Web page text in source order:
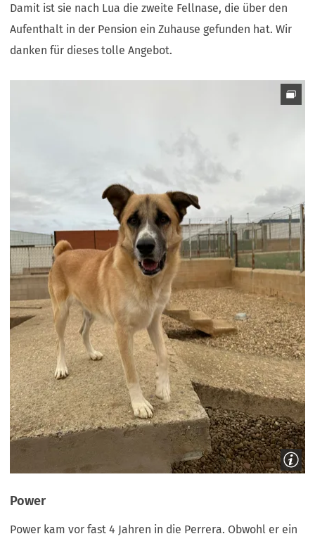
Damit ist sie nach Lua die zweite Fellnase, die über den
Aufenthalt in der Pension ein Zuhause gefunden hat. Wir
danken für dieses tolle Angebot.
Power
Power kam vor fast 4 Jahren in die Perrera. Obwohl er ein